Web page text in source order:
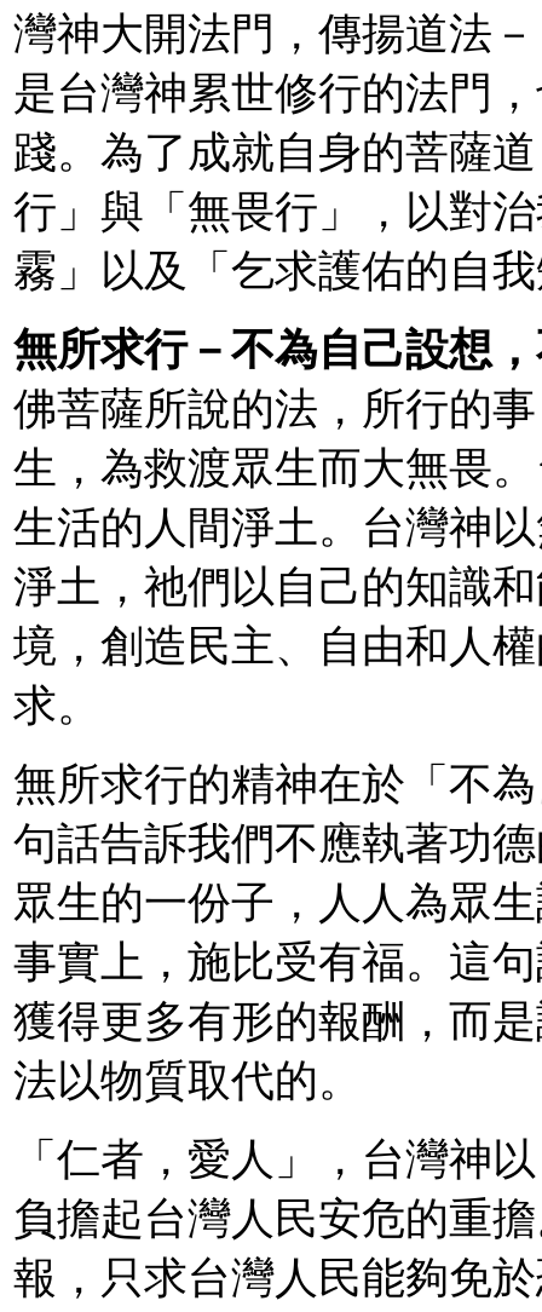
灣神大開法門，傳揚道法
是台灣神累世修行的法門
踐。為了成就自身的菩薩
行」與「無畏行」，以對
霧」以及「乞求護佑的自
無所求行－不為自己設想
佛菩薩所說的法，所行的
生，為救渡眾生而大無畏
生活的人間淨土。台灣神
淨土，祂們以自己的知識
境，創造民主、自由和人
求。
無所求行的精神在於「不
句話告訴我們不應執著功
眾生的一份子，人人為眾
事實上，施比受有福。這
獲得更多有形的報酬，而
法以物質取代的。
「仁者，愛人」，台灣神
負擔起台灣人民安危的重
報，只求台灣人民能夠免